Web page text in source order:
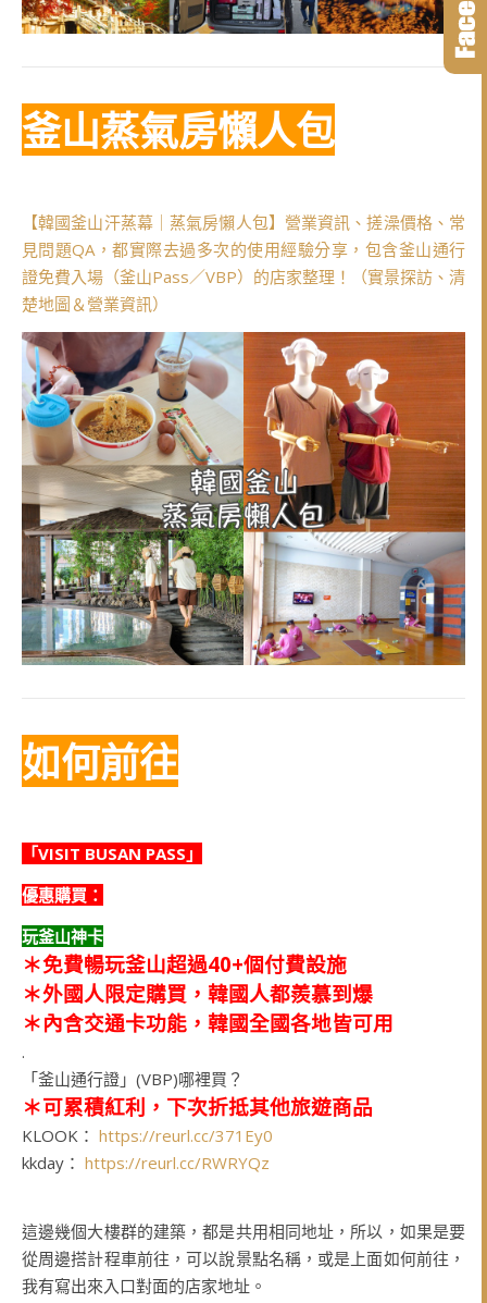
釜山蒸氣房懶人包
【韓國釜山汗蒸幕｜蒸氣房懶人包】營業資訊、搓澡價格、常
見問題QA，都實際去過多次的使用經驗分享，包含釜山通行
證免費入場（釜山Pass／VBP）的店家整理！（實景探訪、清
楚地圖＆營業資訊）
如何前往
「VISIT BUSAN PASS」
優惠購買：
玩釜山神卡
＊免費暢玩釜山超過40+個付費設施
＊外國人限定購買，韓國人都羨慕到爆
＊內含交通卡功能，韓國全國各地皆可用
.
「釜山通行證」(VBP)哪裡買？
＊可累積紅利，下次折抵其他旅遊商品
KLOOK： https://reurl.cc/371Ey0
kkday： https://reurl.cc/RWRYQz
這邊幾個大樓群的建築，都是共用相同地址，所以，如果是要
從周邊搭計程車前往，可以說景點名稱，或是上面如何前往，
我有寫出來入口對面的店家地址。